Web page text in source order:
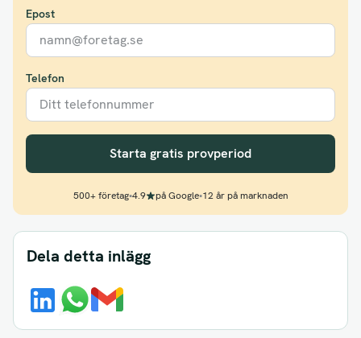
Epost
Telefon
Starta gratis provperiod
500+ företag•4.9 på Google•12 år på marknaden
Dela detta inlägg